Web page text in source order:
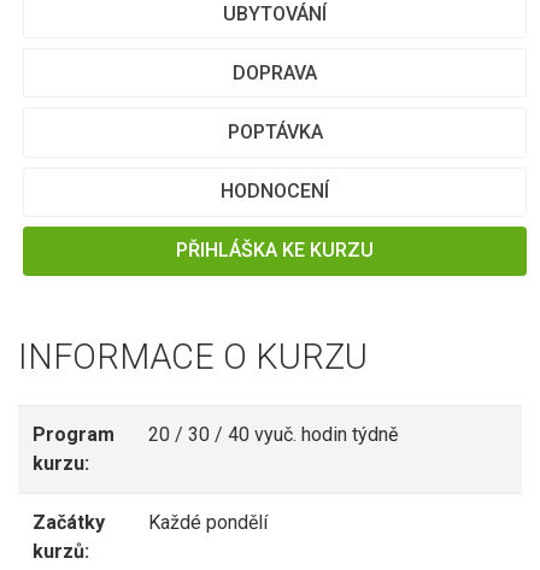
UBYTOVÁNÍ
DOPRAVA
POPTÁVKA
HODNOCENÍ
PŘIHLÁŠKA KE KURZU
INFORMACE O KURZU
Program
kurzu:
20 / 30 / 40 vyuč. hodin týdně
Začátky
kurzů:
Každé pondělí